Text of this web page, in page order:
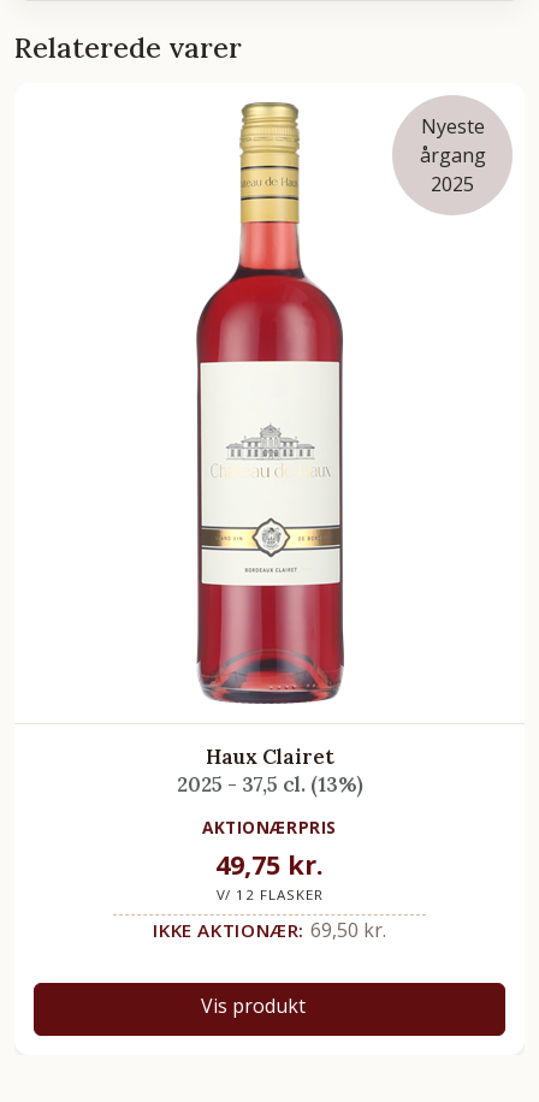
Relaterede varer
Nyeste
årgang
2025
Haux Clairet
2025 - 37,5 cl. (13%)
AKTIONÆRPRIS
49,75 kr.
V/ 12 FLASKER
IKKE AKTIONÆR: 69,50 kr.
Vis produkt